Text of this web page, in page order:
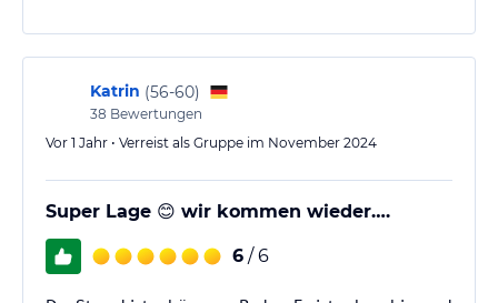
Online Check in; Kommunikation war gut.
Katrin (56-60)
38 Bewertungen
Vor 1 Jahr • Verreist als Gruppe im November 2024
Super Lage 😊 wir kommen wieder….
6 / 6